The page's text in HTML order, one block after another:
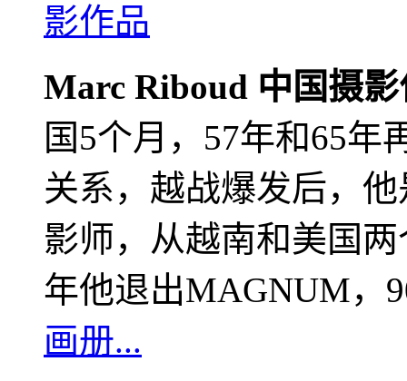
Marc Riboud 中国摄
国5个月，57年和65年
关系，越战爆发后，
影师，从越南和美国
年他退出MAGNUM，
画册...